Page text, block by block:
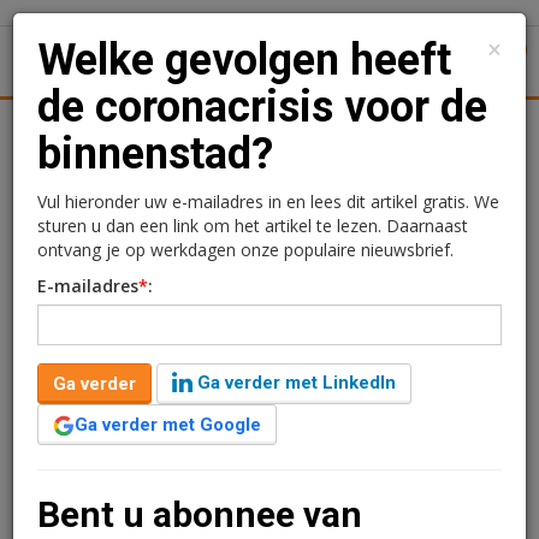
Nieuws Achtergronden
Welke gevolgen heeft de
coronacrisis voor de
binnenstad?
Kimberly Camu
21 april 2020 om 12:24
6 jaar geleden aangepast
8 minuten leestijd
Bureau RMC brengt wekelijk de laatste cijfers over de
middellange termijn gevolgen van de coronacrisis
×
Welke gevolgen heeft
de coronacrisis voor de
binnenstad?
Vul hieronder uw e-mailadres in en lees dit artikel gratis. We
sturen u dan een link om het artikel te lezen. Daarnaast
ontvang je op werkdagen onze populaire nieuwsbrief.
E-mailadres*:
Ga verder
Ga verder met LinkedIn
Ga verder met Google
Bent u abonnee van